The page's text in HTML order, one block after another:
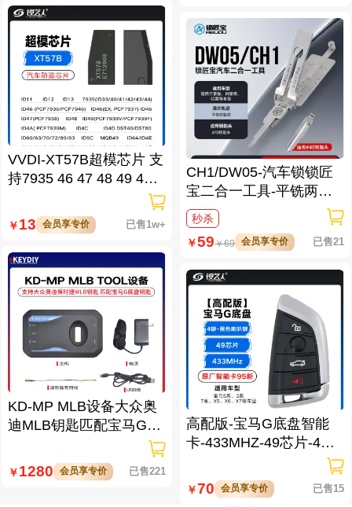
VVDI-XT57B超模芯片 支
持7935 46 47 48 49 4A
￥13 会员享专价 已售1w+
KD-MP MLB设备大众奥
迪MLB钥匙匹配宝马G底
￥1280 会员享专价 已售221
CH1/DW05-汽车锁锁匠
宝二合一工具-平铣两轨
迹 适用雪佛兰/景程/科帕
奇/哈雷
秒杀
￥59￥69 会员享专价 已售21
高配版-宝马G底盘智能
卡-433MHZ-49芯片-4键-
新】
￥70 会员享专价 已售15